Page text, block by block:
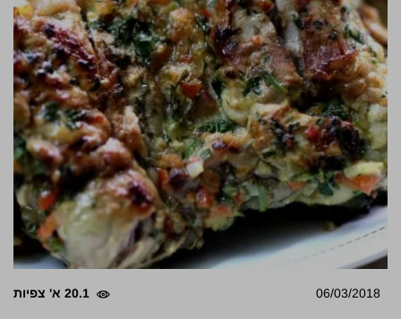
06/03/2018 20.1 א' צפיות